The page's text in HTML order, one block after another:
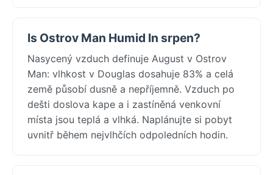
Is Ostrov Man Humid In srpen?
Nasycený vzduch definuje August v Ostrov
Man: vlhkost v Douglas dosahuje 83% a celá
země působí dusně a nepříjemně. Vzduch po
dešti doslova kape a i zastíněná venkovní
místa jsou teplá a vlhká. Naplánujte si pobyt
uvnitř během nejvlhčích odpoledních hodin.